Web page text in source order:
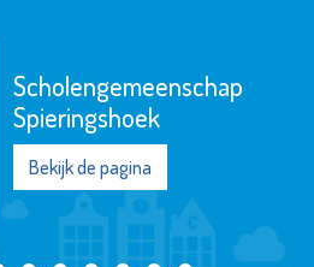
YETS Foundation
Bekijk de pagina